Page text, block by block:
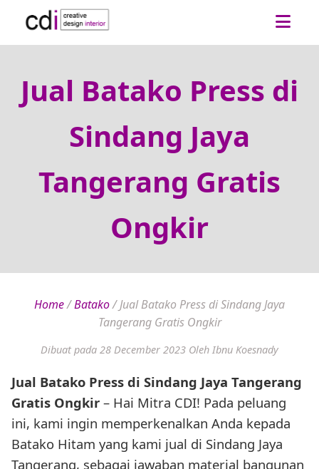
Jual Batako Press di
Sindang Jaya
Tangerang Gratis
Ongkir
Home/Batako/Jual Batako Press di Sindang Jaya
Tangerang Gratis Ongkir
Dibuat pada 28 December 2023 Oleh Ibnu Koesnady
Jual Batako Press di Sindang Jaya Tangerang
Gratis Ongkir – Hai Mitra CDI! Pada peluang
ini, kami ingin memperkenalkan Anda kepada
Batako Hitam yang kami jual di Sindang Jaya
Tangerang, sebagai jawaban material bangunan